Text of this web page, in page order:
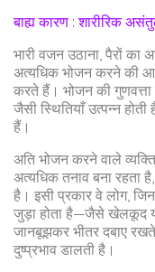
बाह्य कारण : शारीरिक
भारी वजन उठाना, पैरों
अत्यधिक भोजन करने की
करते हैं। भोजन की
जैसी स्थितियाँ उत्पन्न
हैं।
अति भोजन करने वाले
अत्यधिक तनाव बना रहता
है। इसी प्रकार वे लोग,
जुड़ा होता है—जैसे खेलकूद
जानबूझकर भीतर दबाए
दुष्प्रभाव डालती है।